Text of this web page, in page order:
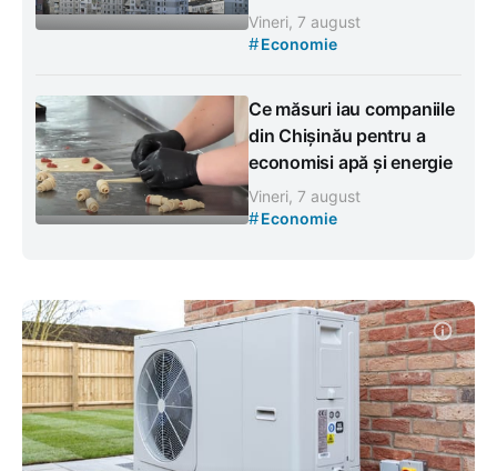
Vineri, 7 august
#Economie
Ce măsuri iau companiile
din Chișinău pentru a
economisi apă și energie
Vineri, 7 august
#Economie